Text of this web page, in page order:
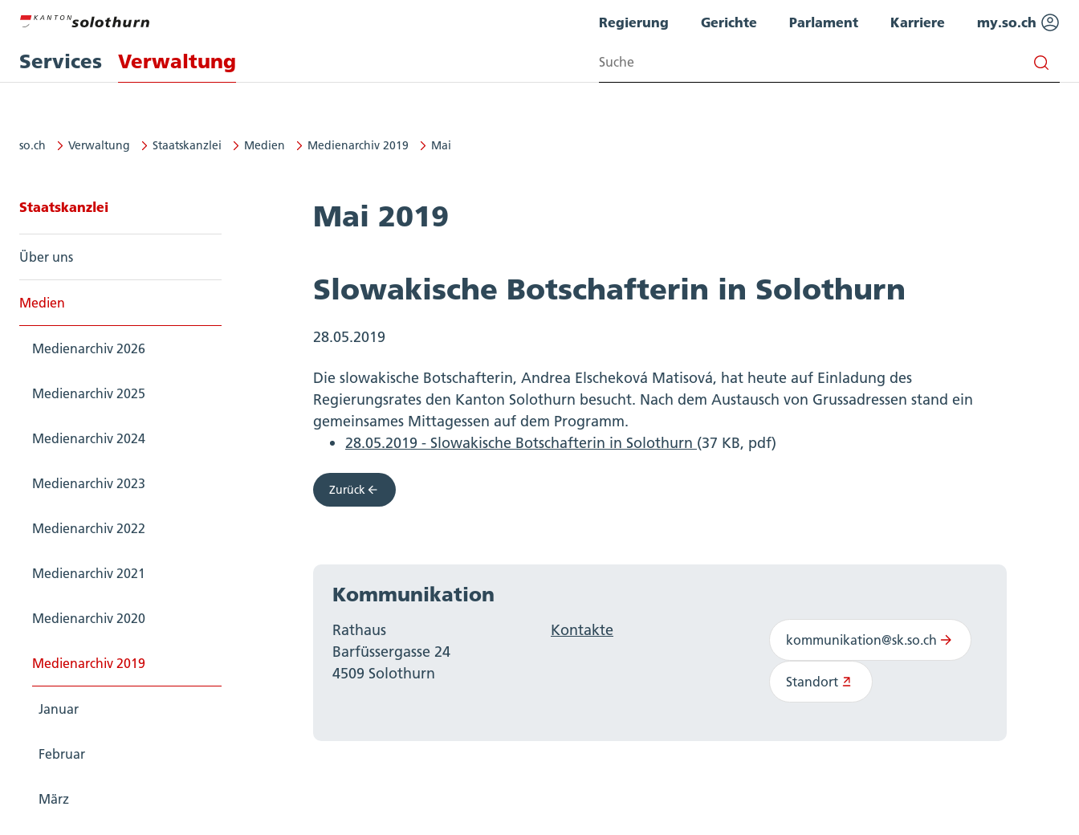
Services Verwaltung
Regierung Gerichte Parlament Karriere my.so.ch
Suchen
so.ch Verwaltung Staatskanzlei Medien Medienarchiv 2019 Mai
Seitennavigation: Staatskanzlei
Staatskanzlei
Über uns
Medien
Medienarchiv 2026
Medienarchiv 2025
Medienarchiv 2024
Medienarchiv 2023
Medienarchiv 2022
Medienarchiv 2021
Medienarchiv 2020
Medienarchiv 2019
Januar
Februar
März
Mai 2019
Slowakische Botschafterin in Solothurn
28.05.2019
Die slowakische Botschafterin, Andrea Elscheková Matisová, hat heute auf Einladung des
Regierungsrates den Kanton Solothurn besucht. Nach dem Austausch von Grussadressen stand ein
gemeinsames Mittagessen auf dem Programm.
28.05.2019 - Slowakische Botschafterin in Solothurn (37 KB, pdf)
Zurück
Kommunikation
Rathaus
Barfüssergasse 24
4509 Solothurn
Kontakte
kommunikation@sk.so.ch
Standort